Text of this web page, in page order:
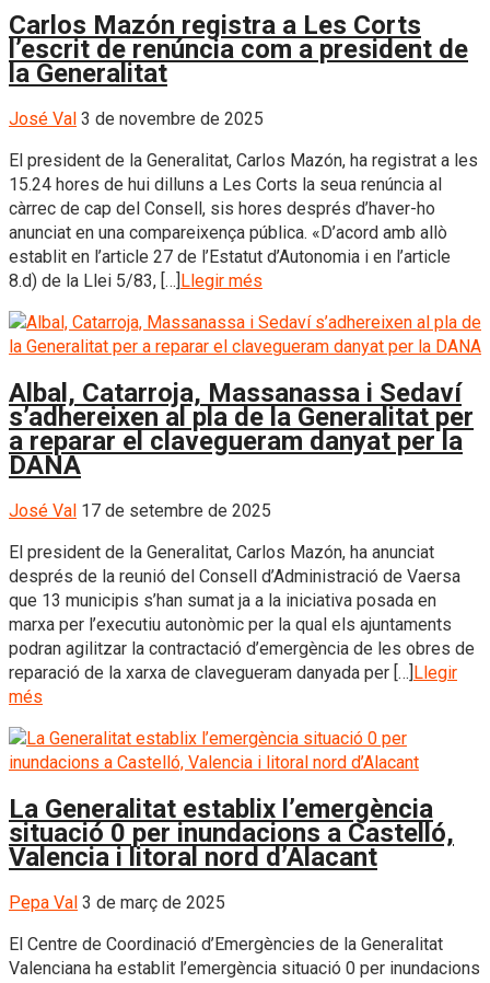
Carlos Mazón registra a Les Corts
l’escrit de renúncia com a president de
la Generalitat
José Val 3 de novembre de 2025
El president de la Generalitat, Carlos Mazón, ha registrat a les
15.24 hores de hui dilluns a Les Corts la seua renúncia al
càrrec de cap del Consell, sis hores després d’haver-ho
anunciat en una compareixença pública. «D’acord amb allò
establit en l’article 27 de l’Estatut d’Autonomia i en l’article
8.d) de la Llei 5/83, […] Llegir més
Albal, Catarroja, Massanassa i Sedaví
s’adhereixen al pla de la Generalitat per
a reparar el clavegueram danyat per la
DANA
José Val 17 de setembre de 2025
El president de la Generalitat, Carlos Mazón, ha anunciat
després de la reunió del Consell d’Administració de Vaersa
que 13 municipis s’han sumat ja a la iniciativa posada en
marxa per l’executiu autonòmic per la qual els ajuntaments
podran agilitzar la contractació d’emergència de les obres de
reparació de la xarxa de clavegueram danyada per […]Llegir
més
La Generalitat establix l’emergència
situació 0 per inundacions a Castelló,
Valencia i litoral nord d’Alacant
Pepa Val 3 de març de 2025
El Centre de Coordinació d’Emergències de la Generalitat
Valenciana ha establit l’emergència situació 0 per inundacions